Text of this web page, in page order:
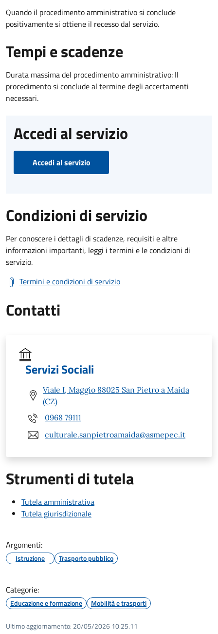
Quando il procedimento amministrativo si conclude
positivamente si ottiene il recesso dal servizio.
Tempi e scadenze
Durata massima del procedimento amministrativo: Il
procedimento si conclude al termine degli accertamenti
necessari.
Accedi al servizio
Accedi al servizio
Condizioni di servizio
Per conoscere i dettagli di scadenze, requisiti e altre
informazioni importanti, leggi i termini e le condizioni di
servizio.
Termini e condizioni di servizio
Contatti
Servizi Sociali
Viale I, Maggio 88025 San Pietro a Maida
(CZ)
0968 79111
culturale.sanpietroamaida@asmepec.it
Strumenti di tutela
Tutela amministrativa
Tutela giurisdizionale
Argomenti:
Istruzione Trasporto pubblico
Categorie:
Educazione e formazione Mobilità e trasporti
Ultimo aggiornamento: 20/05/2026 10:25.11